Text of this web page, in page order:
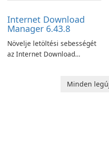
Internet Download
Manager 6.43.8
Növelje letöltési sebességét
az Internet Download
Minden